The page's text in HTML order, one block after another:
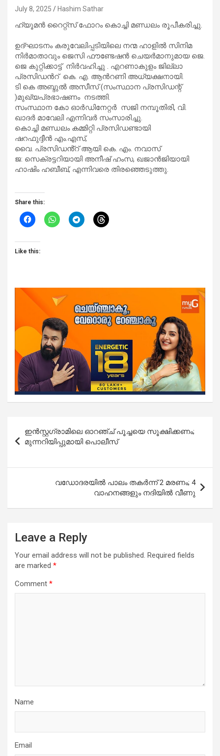
July 8, 2025 Hashim Sathar
ഹ്യൂമൻ റൈറ്റ്സ് ഫോറം കൊച്ചി മണ്ഡലം രൂപീകരിച്ചു.
ഉദ്ഘാടനം കരുവേലിപ്പടിയിലെ നന്മ ഹാളിൽ സിനിമ
നിർമാതാവും ജെസി ഫൗണ്ടേഷൻ ചെയർമാനുമായ ജെ.
ജെ കുറ്റിക്കാട്ട് നിർവഹിച്ചു . എറണാകുളം ജില്ലാ
പ്രസിഡൻറ് കെ. എ. ആൻറണി അധ്യക്ഷനായി.
ടി കെ അബ്ദുൽ അസീസ് (സംസ്ഥാന പ്രസിഡന്റ്
)മുഖ്യപ്രഭാഷണം നടത്തി.
സംസ്ഥാന കോ ഓർഡിനേറ്റർ സജി നമ്പൂതിരി, വി.
ഖാദർ മാവേലി എന്നിവർ സംസാരിച്ചു.
കൊച്ചി മണ്ഡലം കമ്മിറ്റി പ്രസിഡണ്ടായി
ഷറഫുദ്ദീൻ എം.എസ്,
വൈ. പ്രസിഡൻ്റ് ആയി കെ. എം. നവാസ്
ജ: സെക്രട്ടറിയായി അനീഷ് ഹംസ, ഖജാൻജിയായി
ഹാഷിം ഹബീബ്, എന്നിവരെ തിരഞ്ഞെടുത്തു.
Share this:
Like this:
navigation
ഇൻസ്റ്റഗ്രാമിലെ ഓറഞ്ച് പൂച്ചയെ സൂക്ഷിക്കണം;
മുന്നറിയിപ്പുമായി പൊലീസ്
വഡോദരയിൽ പാലം തകർന്ന് 2 മരണം; 4
വാഹനങ്ങളും നദിയിൽ വീണു
Leave a Reply
Your email address will not be published. Required fields
are marked *
Comment *
Name
Email